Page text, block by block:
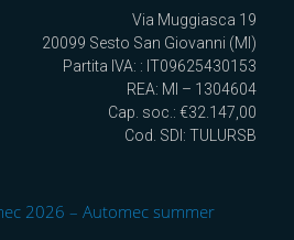
Via Muggiasca 19
20099 Sesto San Giovanni (MI)
Partita IVA: : IT09625430153
REA: MI – 1304604
Cap. soc.: €32.147,00
Cod. SDI: TULURSB
2026 – Automec summer